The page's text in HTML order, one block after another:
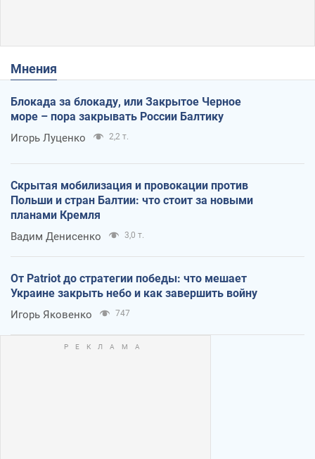
Мнения
Блокада за блокаду, или Закрытое Черное
море – пора закрывать России Балтику
Игорь Луценко 2,2 т.
Скрытая мобилизация и провокации против
Польши и стран Балтии: что стоит за новыми
планами Кремля
Вадим Денисенко 3,0 т.
От Patriot до стратегии победы: что мешает
Украине закрыть небо и как завершить войну
Игорь Яковенко 747